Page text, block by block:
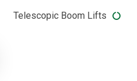
Telescopic Boom Lifts